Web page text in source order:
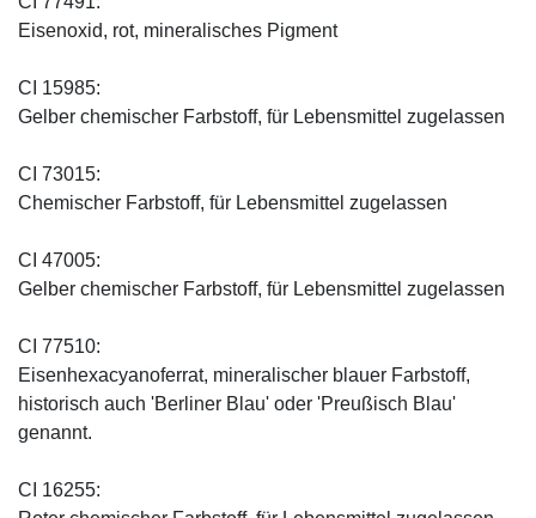
Eisenoxid, rot, mineralisches Pigment
CI 15985:
Gelber chemischer Farbstoff, für Lebensmittel zugelassen
CI 73015:
Chemischer Farbstoff, für Lebensmittel zugelassen
CI 47005:
Gelber chemischer Farbstoff, für Lebensmittel zugelassen
CI 77510:
Eisenhexacyanoferrat, mineralischer blauer Farbstoff,
historisch auch 'Berliner Blau' oder 'Preußisch Blau'
genannt.
CI 16255: